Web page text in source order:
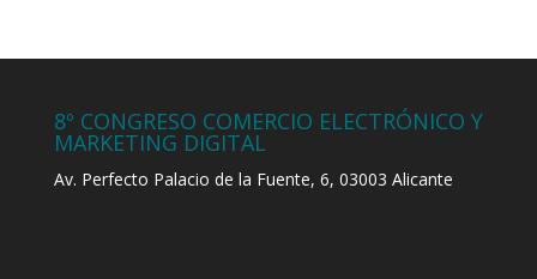
8º CONGRESO COMERCIO ELECTRÓNICO Y
MARKETING DIGITAL
Av. Perfecto Palacio de la Fuente, 6, 03003 Alicante